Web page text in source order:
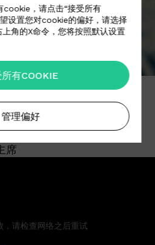
席
cookie，请点击“接受所有
设置您对cookie的偏好，请选择
角的X命令，您将按照默认设置
有COOKIE
管理偏好